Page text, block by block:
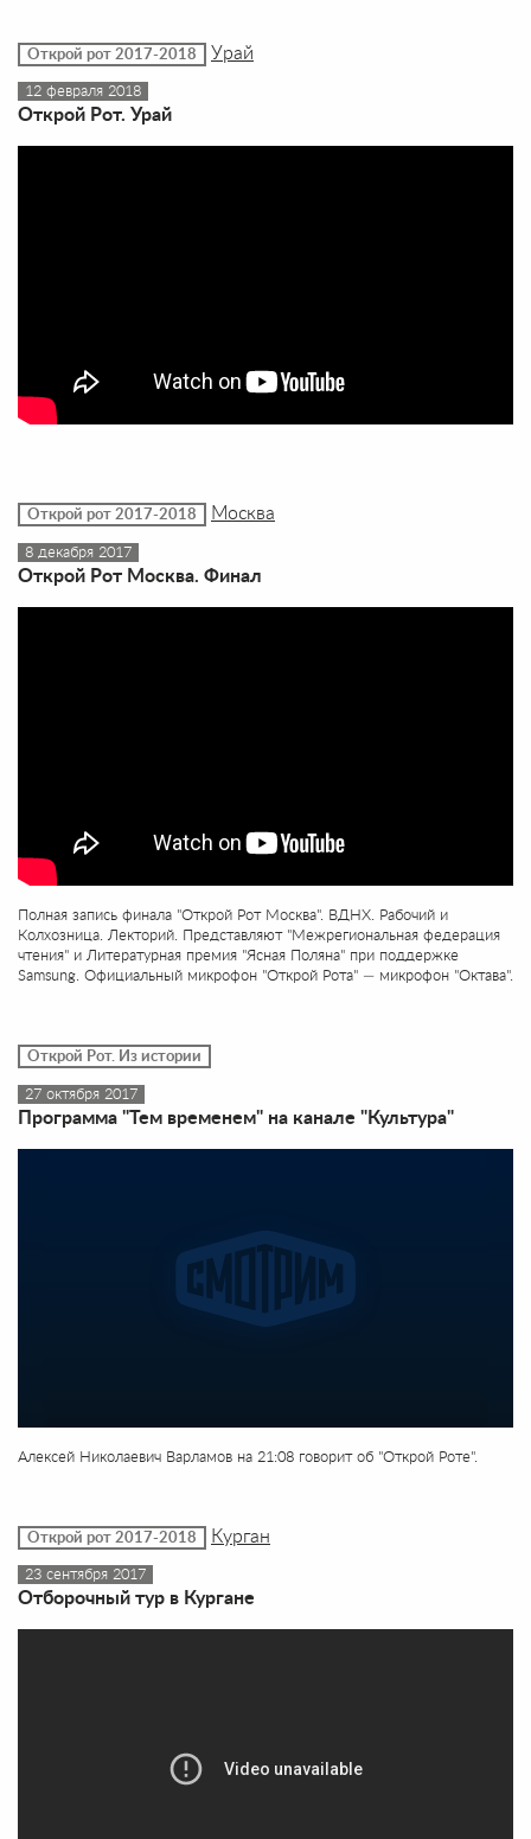
Открой рот 2017-2018 Урай
12 февраля 2018
Открой Рот. Урай
Открой рот 2017-2018 Москва
8 декабря 2017
Открой Рот Москва. Финал
Полная запись финала "Открой Рот Москва". ВДНХ. Рабочий и
Колхозница. Лекторий. Представляют "Межрегиональная федерация
чтения" и Литературная премия "Ясная Поляна" при поддержке
Samsung. Официальный микрофон "Открой Рота" — микрофон "Октава".
Открой Рот. Из истории
27 октября 2017
Программа "Тем временем" на канале "Культура"
Алексей Николаевич Варламов на 21:08 говорит об "Открой Роте".
Открой рот 2017-2018 Курган
23 сентября 2017
Отборочный тур в Кургане